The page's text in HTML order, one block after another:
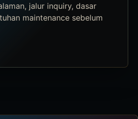
jalur inquiry, dasar
maintenance sebelum